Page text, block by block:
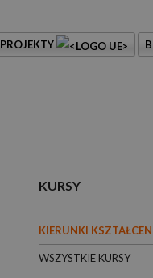
PROJEKTY
KURSY
KIERUNKI
WSZYSTKIE KURSY